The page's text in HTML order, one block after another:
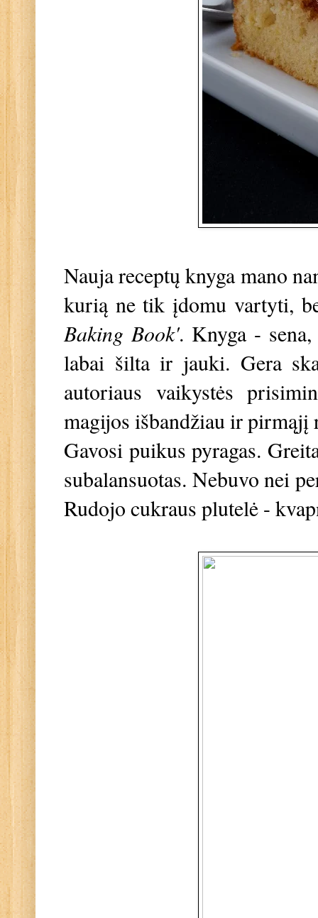
Nauja receptų knyga mano
kurią ne tik įdomu vartyti,
Baking Book'. Knyga -
labai šilta ir jauki. Gera
autoriaus vaikystės
magijos išbandžiau ir pirmąjį
Gavosi puikus pyragas.
subalansuotas. Nebuvo nei
Rudojo cukraus plutelė -